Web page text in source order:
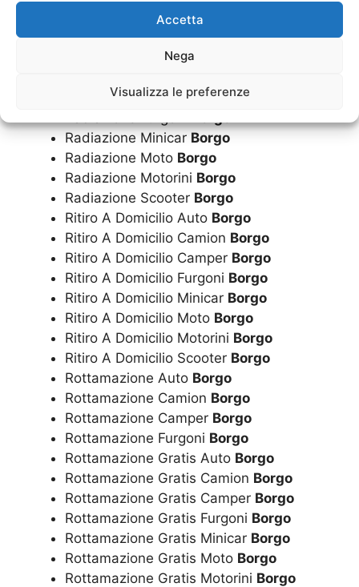
Accetta
Nega
Visualizza le preferenze
Pratiche Per Rottamazione Scooter
Radiazione AutoBorgo
Radiazione CamperBorgo
Radiazione Minicar Borgo
Radiazione Moto Borgo
Radiazione Motorini Borgo
Radiazione Scooter Borgo
Ritiro A Domicilio Auto Borgo
Ritiro A Domicilio Camion Borgo
Ritiro A Domicilio Camper Borgo
Ritiro A Domicilio Furgoni Borgo
Ritiro A Domicilio Minicar Borgo
Ritiro A Domicilio Moto Borgo
Ritiro A Domicilio Motorini Borgo
Ritiro A Domicilio Scooter Borgo
Rottamazione Auto Borgo
Rottamazione Camion Borgo
Rottamazione Camper Borgo
Rottamazione Furgoni Borgo
Rottamazione Gratis Auto Borgo
Rottamazione Gratis Camion Borgo
Rottamazione Gratis Camper Borgo
Rottamazione Gratis Furgoni Borgo
Rottamazione Gratis Minicar Borgo
Rottamazione Gratis Moto Borgo
Rottamazione Gratis Motorini Borgo